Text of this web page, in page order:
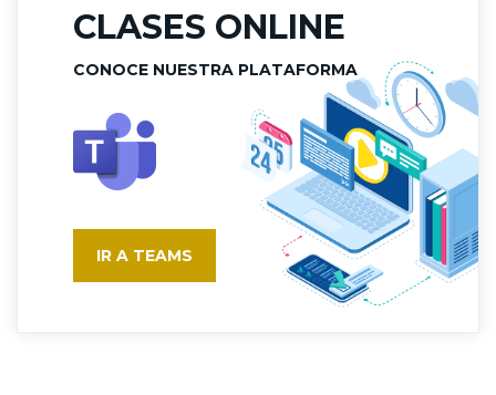
CLASES ONLINE
CONOCE NUESTRA PLATAFORMA
IR A TEAMS